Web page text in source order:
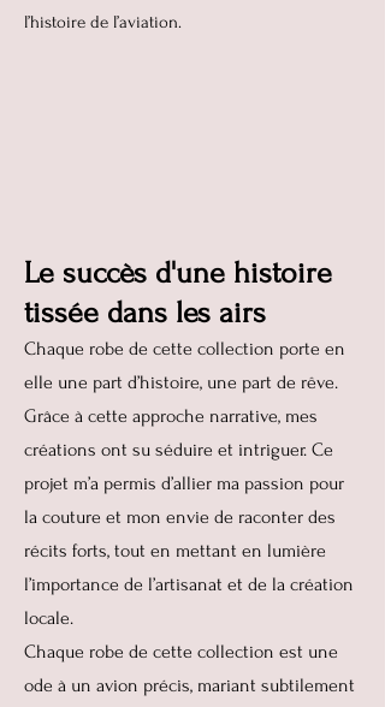
l’histoire de l’aviation.
Le succès d'une histoire
tissée dans les airs
Chaque robe de cette collection porte en
elle une part d’histoire, une part de rêve.
Grâce à cette approche narrative, mes
créations ont su séduire et intriguer. Ce
projet m’a permis d’allier ma passion pour
la couture et mon envie de raconter des
récits forts, tout en mettant en lumière
l’importance de l’artisanat et de la création
locale.
Chaque robe de cette collection est une
ode à un avion précis, mariant subtilement